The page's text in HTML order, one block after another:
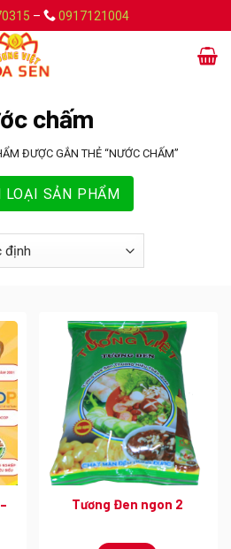
– 0917121004
chấm
ĐƯỢC GẮN THẺ “NƯỚC CHẤM”
LOẠI SẢN PHẨM
Tương Đen ngon 2